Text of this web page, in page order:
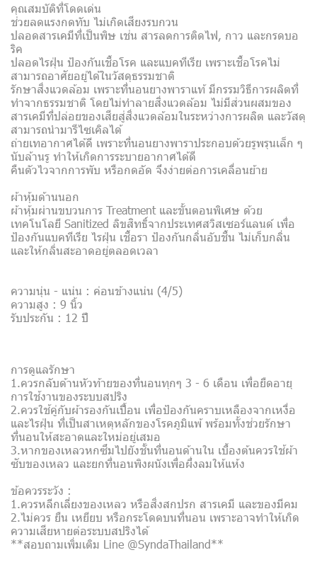
คุณสมบัติที่โดดเด่น
ช่วยลดแรงกดทับ ไม่เกิดเสียงรบกวน
ปลอดสารเคมีที่เป็นพิษ เช่น สารลดการติดไฟ, กาว และกรดบอ
ริค
ปลอดไรฝุ่น ป้องกันเชื้อโรค และแบคทีเรีย เพราะเชื้อโรคไม่
สามารถอาศัยอยู่ได้ในวัสดุธรรมชาติ
รักษาสิ่งแวดล้อม เพราะที่นอนยางพาราแท้ มีกรรมวิธีการผลิตที่
ทำจากธรรมชาติ โดยไม่ทำลายสิ่งแวดล้อม ไม่มีส่วนผสมของ
สารเคมีที่ปล่อยของเสียสู่สิ่งแวดล้อมในระหว่างการผลิต และวัสดุ
สามารถนำมารีไซเคิลได้
ถ่ายเทอากาศได้ดี เพราะที่นอนยางพาราประกอบด้วยรูพรุนเล็ก ๆ
นับล้านรู ทำให้เกิดการระบายอากาศได้ดี
คืนตัวไวจากการพับ หรือกดอัด จึงง่ายต่อการเคลื่อนย้าย
ผ้าหุ้มด้านนอก
ผ้าหุ้มผ่านขบวนการ Treatment และขั้นตอนพิเศษ ด้วย
เทคโนโลยี Sanitized ลิขสิทธิ์จากประเทศสวิสเซอร์แลนด์ เพื่อ
ป้องกันแบคทีเรีย ไรฝุ่น เชื้อรา ป้องกันกลิ่นอับชื้น ไม่เก็บกลิ่น
และให้กลิ่นสะอาดอยู่ตลอดเวลา
ความนุ่น - แน่น : ค่อนข้างแน่น (4/5)
ความสูง : 9 นิ้ว
รับประกัน : 12 ปี
การดูแลรักษา
1.ควรกลับด้านหัวท้ายของที่นอนทุกๆ 3 - 6 เดือน เพื่อยืดอายุ
การใช้งานของระบบสปริง
2.ควรใช้คู่กับผ้ารองกันเปื้อน เพื่อป้องกันคราบเหลืองจากเหงื่อ
และไรฝุ่น ที่เป็นสาเหตุหลักของโรคภูมิแพ้ พร้อมทั้งช่วยรักษา
ที่นอนให้สะอาดและใหม่อยู่เสมอ
3.หากของเหลวหกซึมไปยังชั้นที่นอนด้านใน เบื้องต้นควรใช้ผ้า
ซับของเหลว และยกที่นอนพิงผนังเพื่อผึ่งลมให้แห้ง
ข้อควรระวัง :
1.ควรหลีกเลี่ยงของเหลว หรือสิ่งสกปรก สารเคมี และของมีคม
2.ไม่ควร ยืน เหยียบ หรือกระโดดบนที่นอน เพราะอาจทำให้เกิด
ความเสียหายต่อระบบสปริงได้
**สอบถามเพิ่มเติม Line @SyndaThailand**